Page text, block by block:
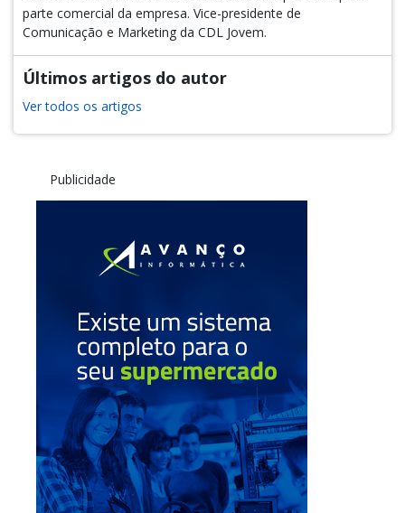
parte comercial da empresa. Vice-presidente de
Comunicação e Marketing da CDL Jovem.
Últimos artigos do autor
Ver todos os artigos
Publicidade